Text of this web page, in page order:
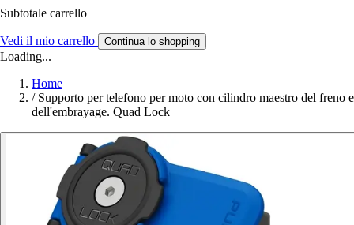
Subtotale carrello
Vedi il mio carrello Continua lo shopping
Loading...
Home
/ Supporto per telefono per moto con cilindro maestro del freno e
dell'embrayage. Quad Lock